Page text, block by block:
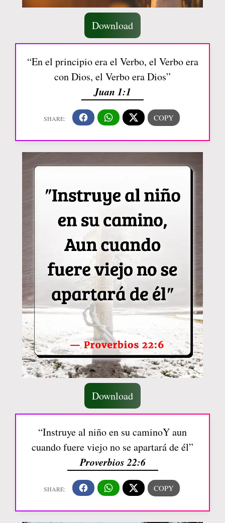
Download
“En el principio era el Verbo, el Verbo era
con Dios, el Verbo era Dios”
Juan 1:1
Download
“Instruye al niño en su caminoY aun
cuando fuere viejo no se apartará de él”
Proverbios 22:6